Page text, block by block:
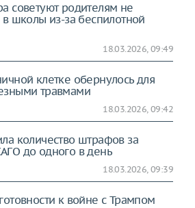
советуют родителям не
в школы из-за беспилотной
18.03.2026, 09:49
клетке обернулось для
травмами
18.03.2026, 09:42
количество штрафов за
до одного в день
18.03.2026, 09:39
к войне с Трампом